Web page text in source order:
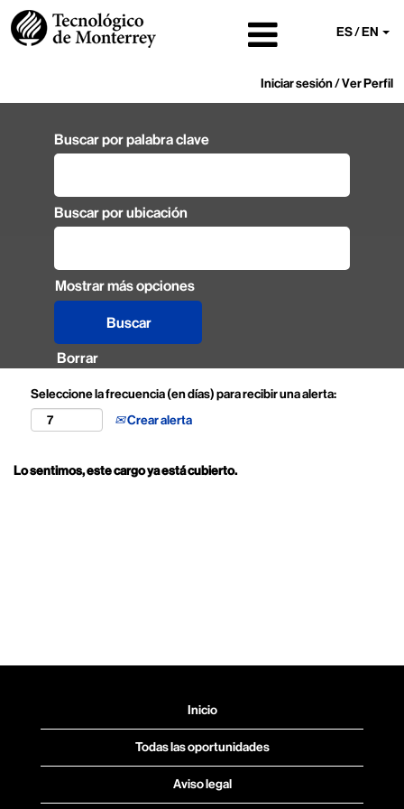
ES / EN
Iniciar sesión / Ver Perfil
Buscar por palabra clave
Buscar por ubicación
Mostrar más opciones
Borrar
Seleccione la frecuencia (en días) para recibir una alerta:
Crear alerta
Lo sentimos, este cargo ya está cubierto.
Inicio
Todas las oportunidades
Aviso legal